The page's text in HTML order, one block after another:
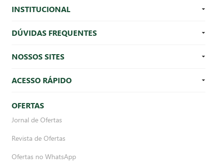
INSTITUCIONAL
DÚVIDAS FREQUENTES
NOSSOS SITES
ACESSO RÁPIDO
OFERTAS
Jornal de Ofertas
Revista de Ofertas
Ofertas no WhatsApp